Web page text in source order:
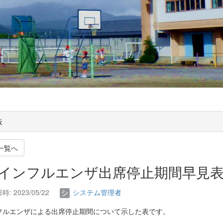
覧へ
ンフルエンザ出席停止期間早見
時: 2023/05/22
システム管理者
エンザによる出席停止期間について示した表です。